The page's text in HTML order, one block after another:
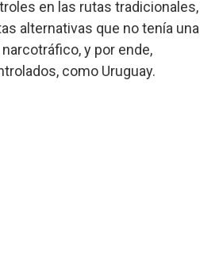
en las rutas tradicionales,
alternativas que no tenía una
y por ende,
como Uruguay.